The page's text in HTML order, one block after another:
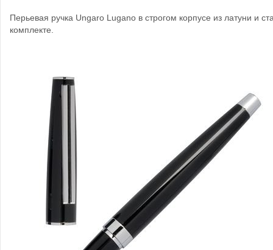
Перьевая ручка Ungaro Lugano в строгом корпусе из латуни и
комплекте.